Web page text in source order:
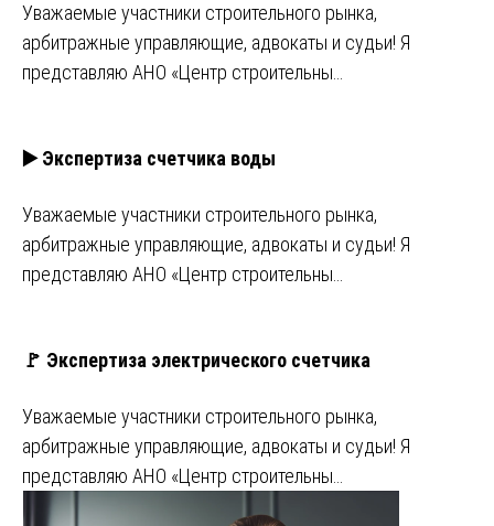
Уважаемые участники строительного рынка,
арбитражные управляющие, адвокаты и судьи! Я
представляю АНО «Центр строительны…
▶️ Экспертиза счетчика воды
Уважаемые участники строительного рынка,
арбитражные управляющие, адвокаты и судьи! Я
представляю АНО «Центр строительны…
🚩 Экспертиза электрического счетчика
Уважаемые участники строительного рынка,
арбитражные управляющие, адвокаты и судьи! Я
представляю АНО «Центр строительны…